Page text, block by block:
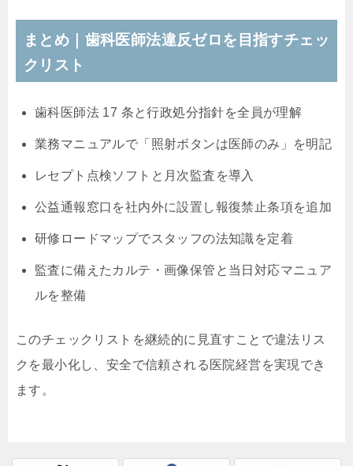
まとめ｜歯科医師法違反ゼロを目指すチェッ
クリスト
歯科医師法 17 条と行政処分指針を全員が理解
業務マニュアルで「照射ボタンは医師のみ」を明記
レセプト点検ソフトと月次監査を導入
公益通報窓口を社内外に設置し報復禁止条項を追加
研修ロードマップでスタッフの法知識を定着
監査に備えたカルテ・画像保管と当日対応マニュア
ルを整備
このチェックリストを継続的に見直すことで違法リス
クを最小化し、安全で信頼される医院経営を実現でき
ます。